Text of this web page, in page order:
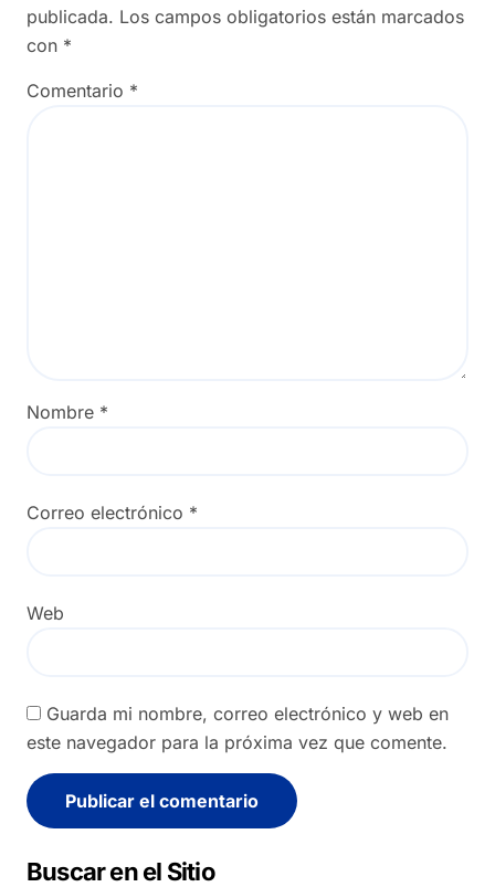
publicada. Los campos obligatorios están marcados
con *
Comentario *
Nombre *
Correo electrónico *
Web
Guarda mi nombre, correo electrónico y web en
este navegador para la próxima vez que comente.
Buscar en el Sitio